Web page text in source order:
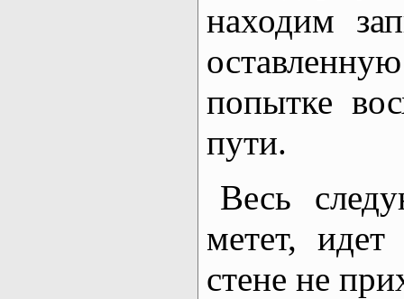
находим
попытке
пути.
Весь
метет,
стене не